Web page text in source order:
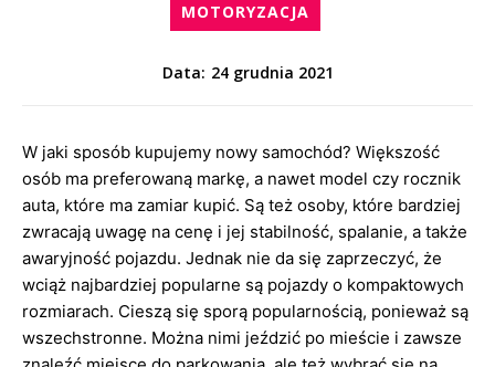
MOTORYZACJA
Data: 24 grudnia 2021
W jaki sposób kupujemy nowy samochód? Większość
osób ma preferowaną markę, a nawet model czy rocznik
auta, które ma zamiar kupić. Są też osoby, które bardziej
zwracają uwagę na cenę i jej stabilność, spalanie, a także
awaryjność pojazdu. Jednak nie da się zaprzeczyć, że
wciąż najbardziej popularne są pojazdy o kompaktowych
rozmiarach. Cieszą się sporą popularnością, ponieważ są
wszechstronne. Można nimi jeździć po mieście i zawsze